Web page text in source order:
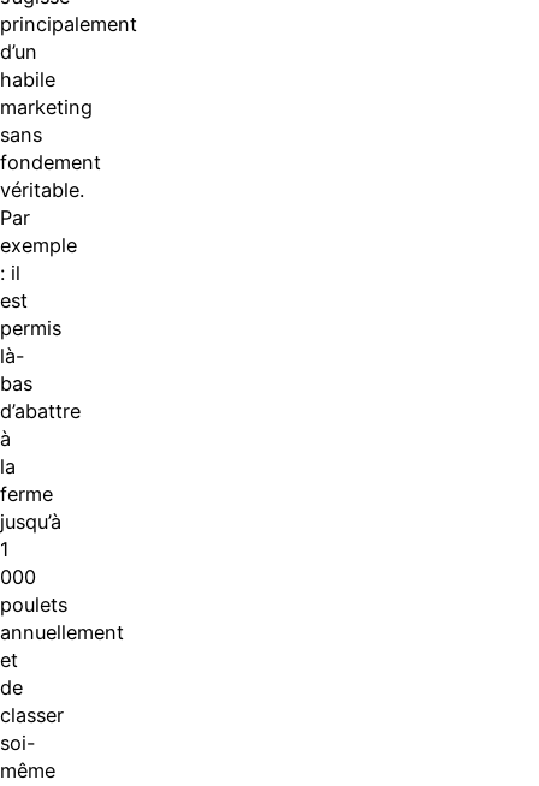
principalement
d’un
habile
marketing
sans
fondement
véritable.
Par
exemple
: il
est
permis
là-
bas
d’abattre
à
la
ferme
jusqu’à
1
000
poulets
annuellement
et
de
classer
soi-
même